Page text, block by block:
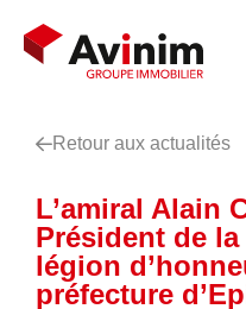
Vos
Nos
Le groupe
Retour aux actualités
L’amiral Alain
Président de
légion
préfecture